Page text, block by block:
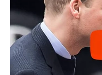
TAGS
ΓΙΟΡΤΗ